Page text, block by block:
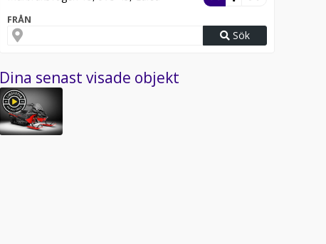
FRÅN
Sök
Dina senast visade objekt